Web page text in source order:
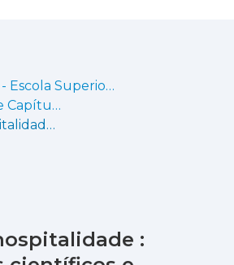
ESHTE - Escola Superior de Hotelaria e Turismo do Estoril
ESHTE - Livros e Capítulos de Livro
Turismo e hospitalidade : contributos científicos e tendências para a inovação e economia azul no setor
: